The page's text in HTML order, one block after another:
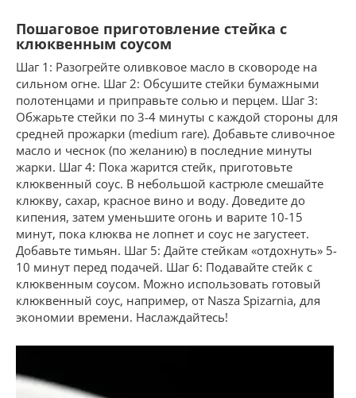
Пошаговое приготовление стейка с
клюквенным соусом
Шаг 1: Разогрейте оливковое масло в сковороде на
сильном огне. Шаг 2: Обсушите стейки бумажными
полотенцами и приправьте солью и перцем. Шаг 3:
Обжарьте стейки по 3-4 минуты с каждой стороны для
средней прожарки (medium rare). Добавьте сливочное
масло и чеснок (по желанию) в последние минуты
жарки. Шаг 4: Пока жарится стейк, приготовьте
клюквенный соус. В небольшой кастрюле смешайте
клюкву, сахар, красное вино и воду. Доведите до
кипения, затем уменьшите огонь и варите 10-15
минут, пока клюква не лопнет и соус не загустеет.
Добавьте тимьян. Шаг 5: Дайте стейкам «отдохнуть» 5-
10 минут перед подачей. Шаг 6: Подавайте стейк с
клюквенным соусом. Можно использовать готовый
клюквенный соус, например, от Nasza Spizarnia, для
экономии времени. Наслаждайтесь!